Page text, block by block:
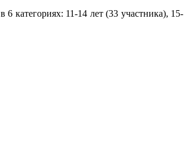
категориях: 11-14 лет (33 участника), 15-